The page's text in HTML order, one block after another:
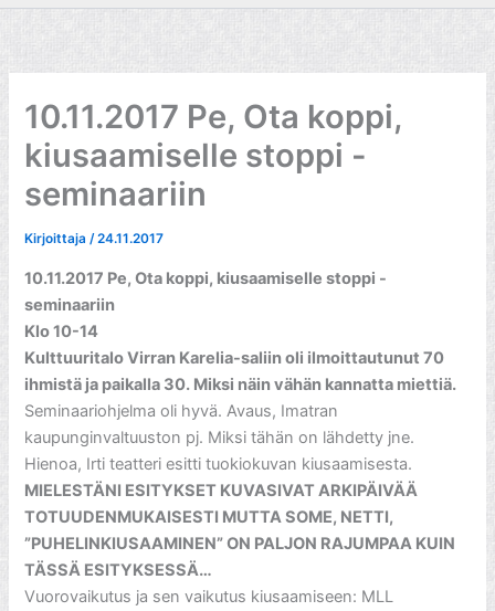
10.11.2017 Pe, Ota koppi,
kiusaamiselle stoppi -
seminaariin
Kirjoittaja/24.11.2017
10.11.2017 Pe, Ota koppi, kiusaamiselle stoppi -
seminaariin
Klo 10-14
Kulttuuritalo Virran Karelia-saliin oli ilmoittautunut 70
ihmistä ja paikalla 30. Miksi näin vähän kannatta miettiä.
Seminaariohjelma oli hyvä. Avaus, Imatran
kaupunginvaltuuston pj. Miksi tähän on lähdetty jne.
Hienoa, Irti teatteri esitti tuokiokuvan kiusaamisesta.
MIELESTÄNI ESITYKSET KUVASIVAT ARKIPÄIVÄÄ
TOTUUDENMUKAISESTI MUTTA SOME, NETTI,
”PUHELINKIUSAAMINEN” ON PALJON RAJUMPAA KUIN
TÄSSÄ ESITYKSESSÄ…
Vuorovaikutus ja sen vaikutus kiusaamiseen: MLL